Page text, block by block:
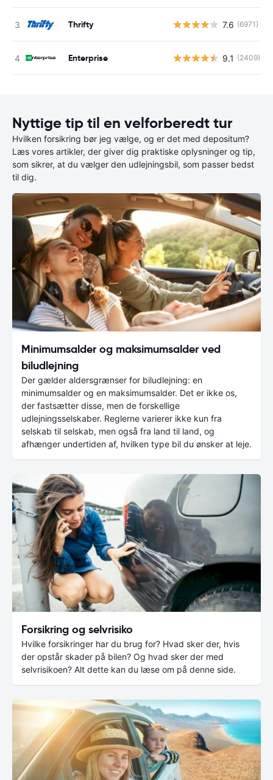
Thrifty 7.6 (6971)
Enterprise 9.1 (2409)
Nyttige tip til en velforberedt tur
Hvilken forsikring bør jeg vælge, og er det med depositum?
Læs vores artikler, der giver dig praktiske oplysninger og tip,
som sikrer, at du vælger den udlejningsbil, som passer bedst
til dig.
Minimumsalder og maksimumsalder ved
biludlejning
Der gælder aldersgrænser for biludlejning: en
minimumsalder og en maksimumsalder. Det er ikke os,
der fastsætter disse, men de forskellige
udlejningsselskaber. Reglerne varierer ikke kun fra
selskab til selskab, men også fra land til land, og
afhænger undertiden af, hvilken type bil du ønsker at leje.
Forsikring og selvrisiko
Hvilke forsikringer har du brug for? Hvad sker der, hvis
der opstår skader på bilen? Og hvad sker der med
selvrisikoen? Alt dette kan du læse om på denne side.